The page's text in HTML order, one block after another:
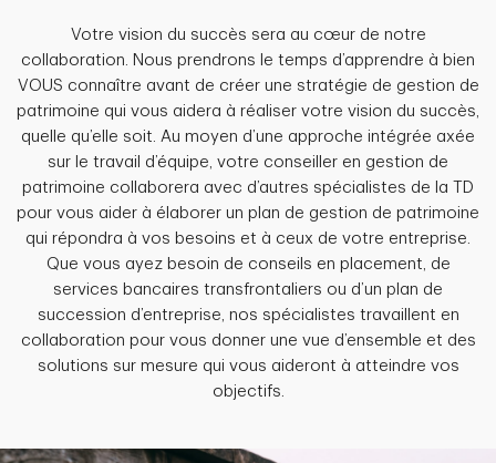
Votre vision du succès sera au cœur de notre
collaboration. Nous prendrons le temps d’apprendre à bien
VOUS connaître avant de créer une stratégie de gestion de
patrimoine qui vous aidera à réaliser votre vision du succès,
quelle qu’elle soit. Au moyen d’une approche intégrée axée
sur le travail d’équipe, votre conseiller en gestion de
patrimoine collaborera avec d’autres spécialistes de la TD
pour vous aider à élaborer un plan de gestion de patrimoine
qui répondra à vos besoins et à ceux de votre entreprise.
Que vous ayez besoin de conseils en placement, de
services bancaires transfrontaliers ou d’un plan de
succession d’entreprise, nos spécialistes travaillent en
collaboration pour vous donner une vue d’ensemble et des
solutions sur mesure qui vous aideront à atteindre vos
objectifs.